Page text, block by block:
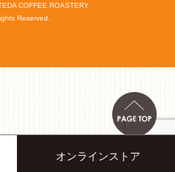
オンラインストア
COFFEE ROASTERY
Reserved.